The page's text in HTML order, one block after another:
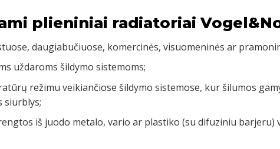
plieniniai radiatoriai
daugiabučiuose, komercinės, visuomeninės ar
uždaroms šildymo sistemoms;
režimu veikiančiose šildymo sistemose, kur šilumos
siurblys;
iš juodo metalo, vario ar plastiko (su difuziniu barjeru)